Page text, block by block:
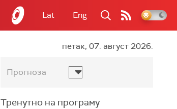
Lat Eng
петак, 07. август 2026.
Прогноза
Тренутно на програму